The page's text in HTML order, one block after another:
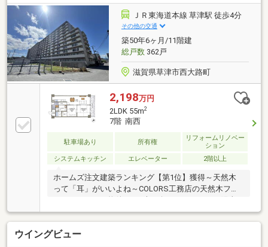
ＪＲ東海道本線 草津駅 徒歩4分
その他の交通
築50年6ヶ月/11階建
総戸数362戸
滋賀県草津市西大路町
2,198万円
2LDK 55m2
7階 南西
駐車場あり 所有権
リフォームリノベー
ション
システムキッチン
エレベーター 2階以上
ホームズ注文建築ランキング【第1位】獲得～天然木
って「耳」がいいよね～COLORS工務店の天然木フル
たり通風良好♪敷地内自走式駐車場完備しております
７階部分、眺望良好クリエイター厳選の家具・照明付
きでお渡しです！毎週末予約不要の見学会も開催して
ウイングビュー